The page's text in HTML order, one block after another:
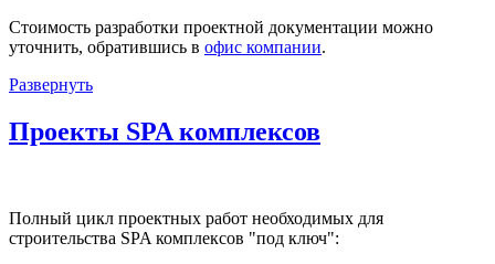
Стоимость разработки проектной документации можно
уточнить, обратившись в офис компании.
Развернуть
Проекты SPA комплексов
Полный цикл проектных работ необходимых для
строительства SPA комплексов "под ключ":